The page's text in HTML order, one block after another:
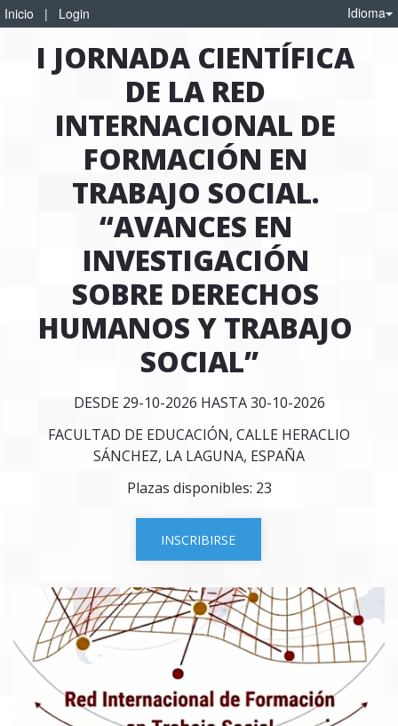
Inicio | Login Idioma
I JORNADA CIENTÍFICA
DE LA RED
INTERNACIONAL DE
FORMACIÓN EN
TRABAJO SOCIAL.
“AVANCES EN
INVESTIGACIÓN
SOBRE DERECHOS
HUMANOS Y TRABAJO
SOCIAL”
DESDE 29-10-2026 HASTA 30-10-2026
FACULTAD DE EDUCACIÓN, CALLE HERACLIO
SÁNCHEZ, LA LAGUNA, ESPAÑA
Plazas disponibles: 23
INSCRIBIRSE